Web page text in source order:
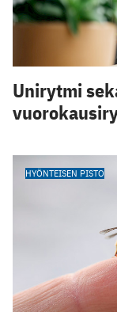
Unirytmi
HYÖNTEISEN PISTO